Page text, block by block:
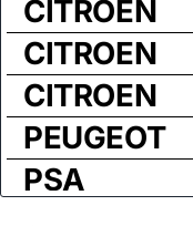
CITROEN
CITROEN
CITROEN
PEUGEOT
PSA